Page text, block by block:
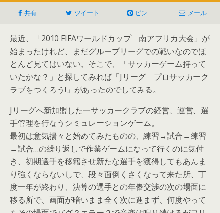
共有 ツイート ピン メール
最近、「2010 FIFAワールドカップ 南アフリカ大会」が
始まったけれど、まだグループリーグでの戦いなのでほ
とんど見てはいない。そこで、「サッカーゲーム持って
いたかな？」と探してみれば「Jリーグ プロサッカーク
ラブをつくろう!」があったのでしてみる。
Jリーグへ新加盟した一サッカークラブの経営、運営、選
手管理を行なうシミュレーションゲーム。
最初は意気揚々と始めてみたものの、練習→試合→練習
→試合…の繰り返しで作業ゲームになって行くのに気付
き、初期選手を移籍させ新たな選手を獲得してもあんま
り強くならないしで、段々面倒くさくなって来た所、丁
度一年が終わり、決算の選手との年俸交渉の次の場面に
移る所で、画面が暗いまま全く次に進まず、何度やって